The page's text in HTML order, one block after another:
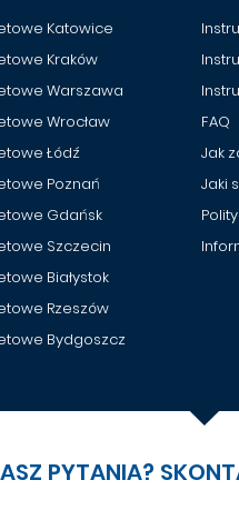
Katowice
Kraków
Warszawa
Wrocław
Łódź
Poznań
Gdańsk
Szczecin
Białystok
Rzeszów
Bydgoszcz
FAQ
Jak
Jaki
PYTANIA?